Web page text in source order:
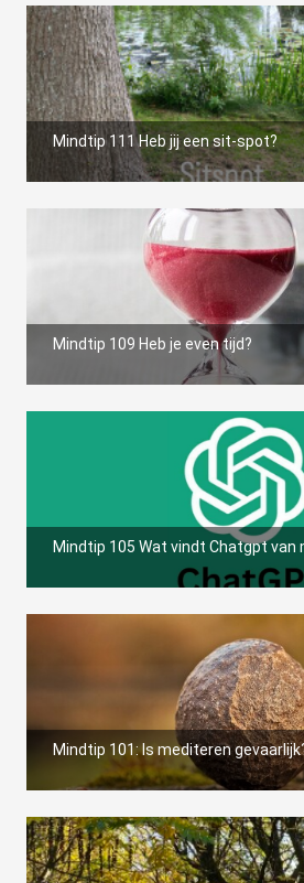
Mindtip 111 Heb jij een sit-spot?
Mindtip 109 Heb je even tijd?
Mindtip 105 Wat vindt Chatgpt van
Mindtip 101: Is mediteren